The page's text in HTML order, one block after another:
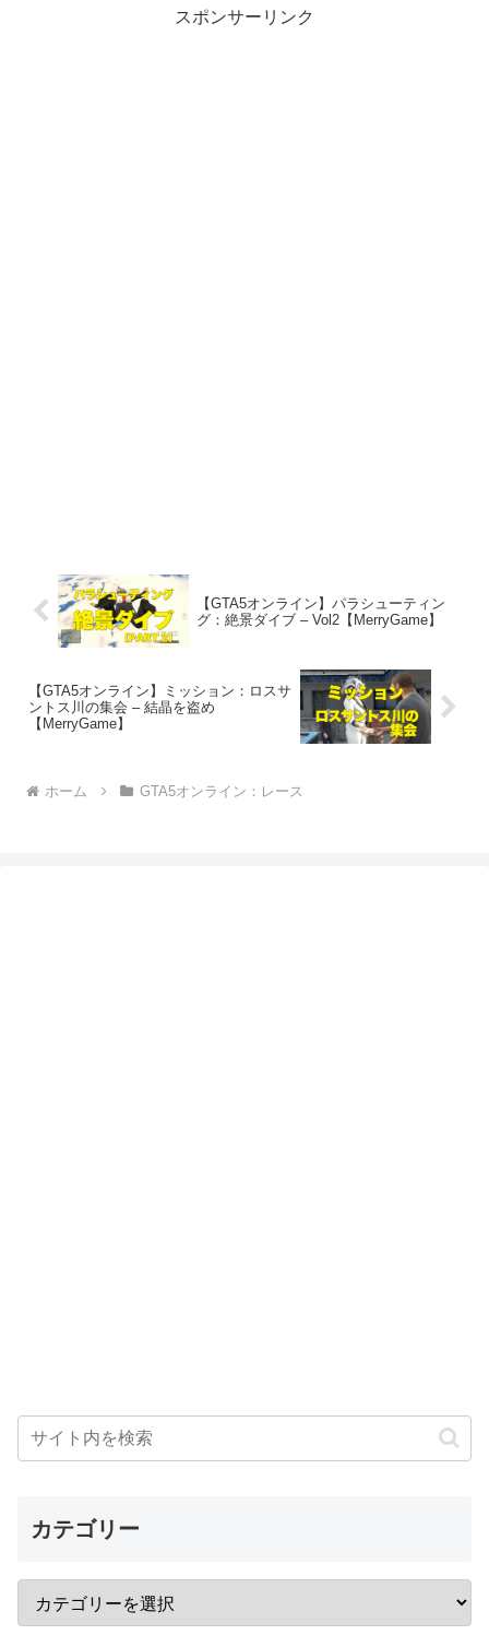
スポンサーリンク
【GTA5オンライン】パラシューティン
グ：絶景ダイブ – Vol2【MerryGame】
【GTA5オンライン】ミッション：ロスサ
ントス川の集会 – 結晶を盗め
【MerryGame】
ホーム GTA5オンライン：レース
カテゴリー